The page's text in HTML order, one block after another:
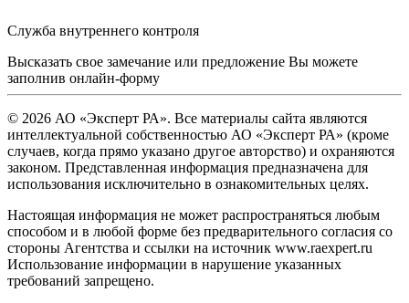
Служба внутреннего контроля
Высказать свое замечание или предложение Вы можете
заполнив онлайн-форму
© 2026 АО «Эксперт РА». Все материалы сайта являются
интеллектуальной собственностью АО «Эксперт РА» (кроме
случаев, когда прямо указано другое авторство) и охраняются
законом. Представленная информация предназначена для
использования исключительно в ознакомительных целях.
Настоящая информация не может распространяться любым
способом и в любой форме без предварительного согласия со
стороны Агентства и ссылки на источник www.raexpert.ru
Использование информации в нарушение указанных
требований запрещено.